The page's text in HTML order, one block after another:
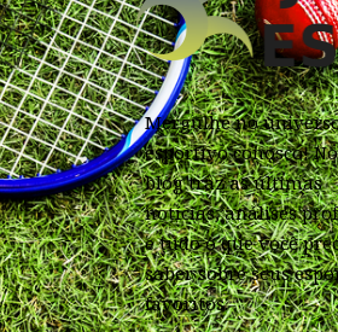
Mergulhe no
esportivo conosco!
blog traz as últimas
notícias, análises
e tudo o que você
saber sobre seus
favoritos.